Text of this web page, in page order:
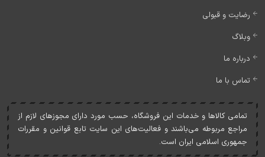
رضایت و قبولی
وبلاگ
درباره ما
تماس با ما
تمامی کالاها و خدمات اين فروشگاه، حسب مورد دارای مجوزهای لازم از
مراجع مربوطه می‌باشند و فعاليت‌های اين سايت تابع قوانين و مقررات
جمهوری اسلامی ايران است.